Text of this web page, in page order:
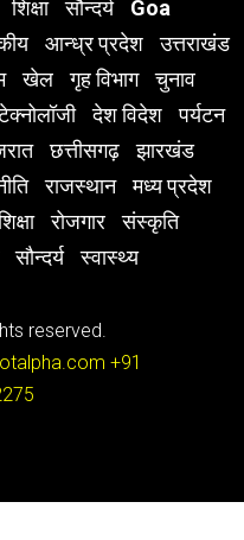
शिक्षा सौन्दर्य
Goa
आन्ध्र प्रदेश
उत्तराखंड
खेल गृह विभाग
चुनाव
देश विदेश
पर्यटन
छत्तीसगढ़
झारखंड
राजस्थान
मध्य प्रदेश
रोजगार
संस्कृति
सौन्दर्य स्वास्थ्य
reserved.
+91